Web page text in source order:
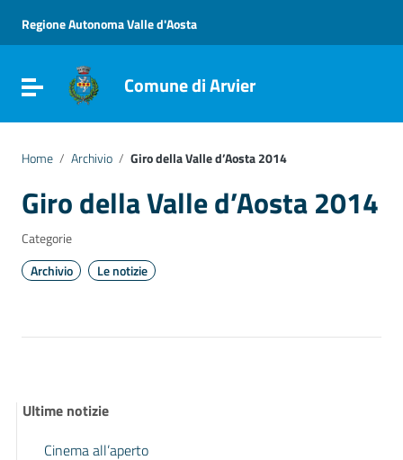
Vai al menu di navigazione
Vai al footer
Regione Autonoma Valle d'Aosta
Attiva / disattiva la navigazione
Comune di Arvier
Home / Archivio / Giro della Valle d’Aosta 2014
Giro della Valle d’Aosta 2014
Categorie
Archivio
Le notizie
Ultime notizie
Cinema all’aperto